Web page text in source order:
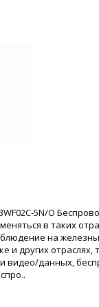
5N/O
в таких
на
и других отраслях,
видео/данных,